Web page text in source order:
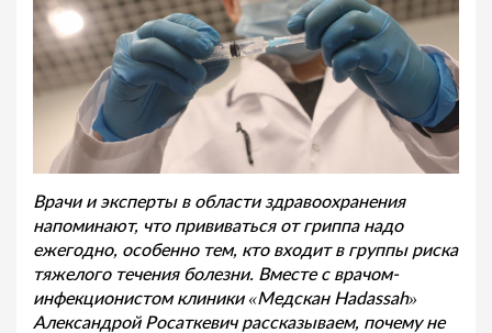
Врачи и эксперты в области здравоохранения
напоминают, что прививаться от гриппа надо
ежегодно, особенно тем, кто входит в группы риска
тяжелого течения болезни. Вместе с врачом-
инфекционистом клиники «Медскан Hadassah»
Александрой Росаткевич рассказываем, почему не